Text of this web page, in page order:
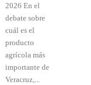
2026 En el
debate sobre
cuál es el
producto
agrícola más
importante de
Veracruz,...